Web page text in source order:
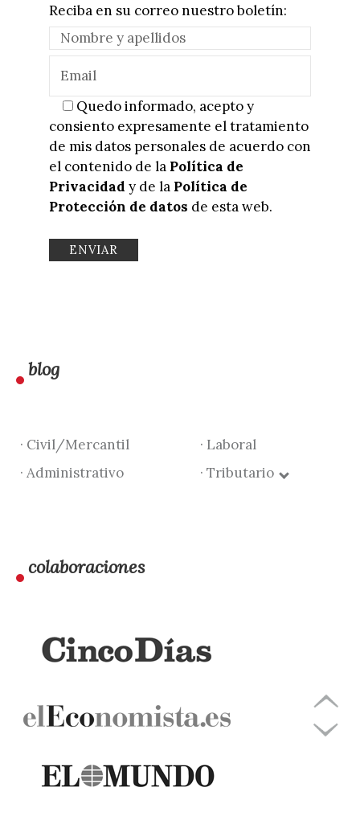
Reciba en su correo nuestro boletín:
Quedo informado, acepto y
consiento expresamente el tratamiento
de mis datos personales de acuerdo con
el contenido de la Política de
Privacidad y de la Política de
Protección de datos de esta web.
blog
· Civil/Mercantil
· Laboral
· Administrativo
· Tributario
colaboraciones